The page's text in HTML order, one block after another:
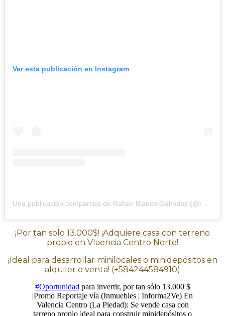
Ver esta publicación en Instagram
¡Por tan solo 13.000$! ¡Adquiere casa con terreno
propio en Vlaencia Centro Norte!
¡Ideal para desarrollar minilocales o minidepósitos en
alquiler o venta! (+584244584910)
#Oportunidad para invertir, por tan sólo 13.000 $
|Promo Reportaje vía (Inmuebles | Informa2Ve) En
Valencia Centro (La Piedad): Se vende casa con
terreno propio ideal para construir minidepósitos o